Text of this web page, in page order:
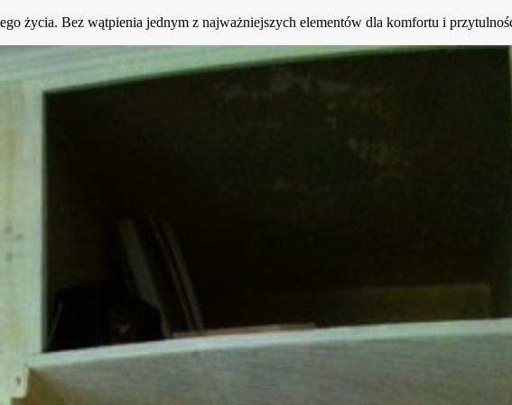
życia. Bez wątpienia jednym z najważniejszych elementów dla komfortu i